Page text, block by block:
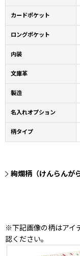
カードポケット
ロングポケット
内装
文庫革
製造
名入れオプション
柄タイプ
絢爛柄（けんらんが
※下記画像の柄はアイ
認ください。